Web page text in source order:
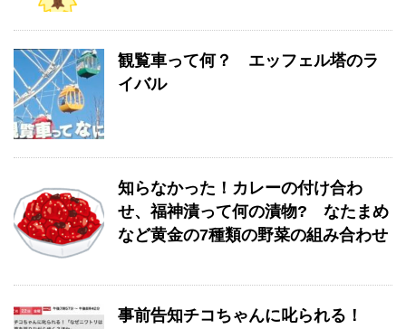
観覧車って何？ エッフェル塔のラ
イバル
知らなかった！カレーの付け合わ
せ、福神漬って何の漬物? なたまめ
など黄金の7種類の野菜の組み合わせ
事前告知チコちゃんに叱られる！